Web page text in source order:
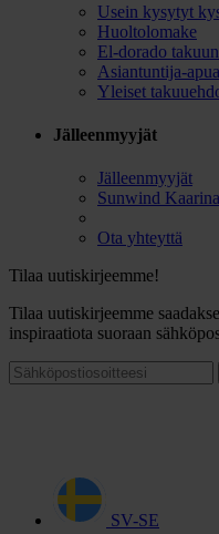
Usein kysytyt
Huoltolomake
El-dorado
Asiantuntija-apua
Yleiset
Jälleenmyyjät
Jälleenmyyjät
Sunwind Kaarina
Ota yhteyttä
Tilaa uutiskirjeemme!
Tilaa uutiskirjeemme
inspiraatiota suoraan
SV-SE